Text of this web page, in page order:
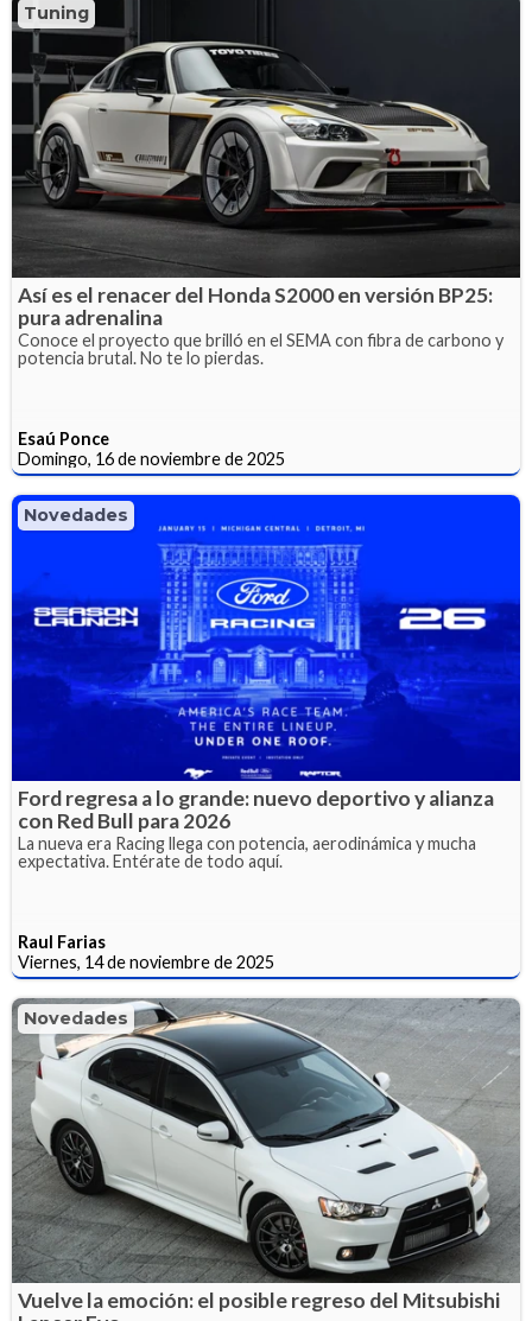
Tuning
Así es el renacer del Honda S2000 en versión BP25:
pura adrenalina
Conoce el proyecto que brilló en el SEMA con fibra de carbono y
potencia brutal. No te lo pierdas.
Esaú Ponce
Domingo, 16 de noviembre de 2025
Novedades
Ford regresa a lo grande: nuevo deportivo y alianza
con Red Bull para 2026
La nueva era Racing llega con potencia, aerodinámica y mucha
expectativa. Entérate de todo aquí.
Raul Farias
Viernes, 14 de noviembre de 2025
Novedades
Vuelve la emoción: el posible regreso del Mitsubishi